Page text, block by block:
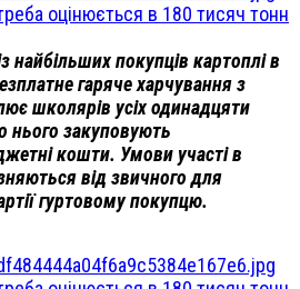
оцінюється в 180 тисяч тонн
найбільших покупців картоплі в
гаряче харчування з
школярів усіх одинадцяти
нього закуповують
кошти. Умови участі в
від звичного для
гуртовому покупцю.